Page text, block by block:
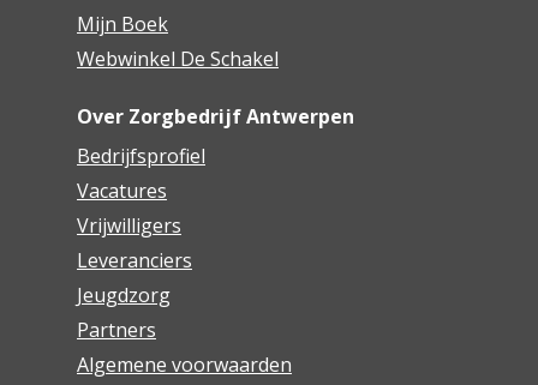
Mijn Boek
Webwinkel De Schakel
Over Zorgbedrijf Antwerpen
Bedrijfsprofiel
Vacatures
Vrijwilligers
Leveranciers
Jeugdzorg
Partners
Algemene voorwaarden